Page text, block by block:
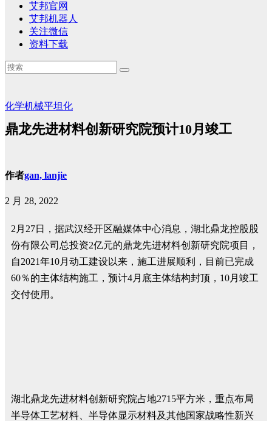
艾邦官网
艾邦机器人
关注微信
资料下载
化学机械平坦化
鼎龙先进材料创新研究院预计10月竣工
作者gan, lanjie
2 月 28, 2022
2月27日，据武汉经开区融媒体中心消息，湖北鼎龙控股股
份有限公司总投资2亿元的鼎龙先进材料创新研究院项目，
自2021年10月动工建设以来，施工进展顺利，目前已完成
60％的主体结构施工，预计4月底主体结构封顶，10月竣工
交付使用。
湖北鼎龙先进材料创新研究院占地2715平方米，重点布局
半导体工艺材料、半导体显示材料及其他国家战略性新兴